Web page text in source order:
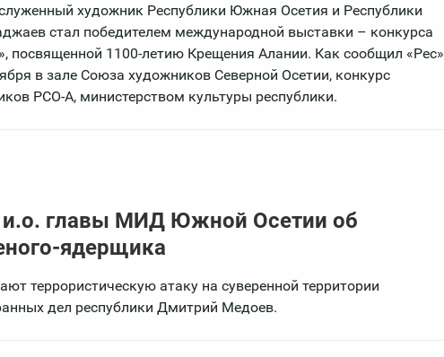
художник Республики Южная Осетия и Республики
стал победителем международной выставки – конкурса
посвященной 1100-летию Крещения Алании. Как сообщил «Рес»
в зале Союза художников Северной Осетии, конкурс
РСО-А, министерством культуры республики.
и.о. главы МИД Южной Осетии об
ядерщика
террористическую атаку на суверенной территории
дел республики Дмитрий Медоев.